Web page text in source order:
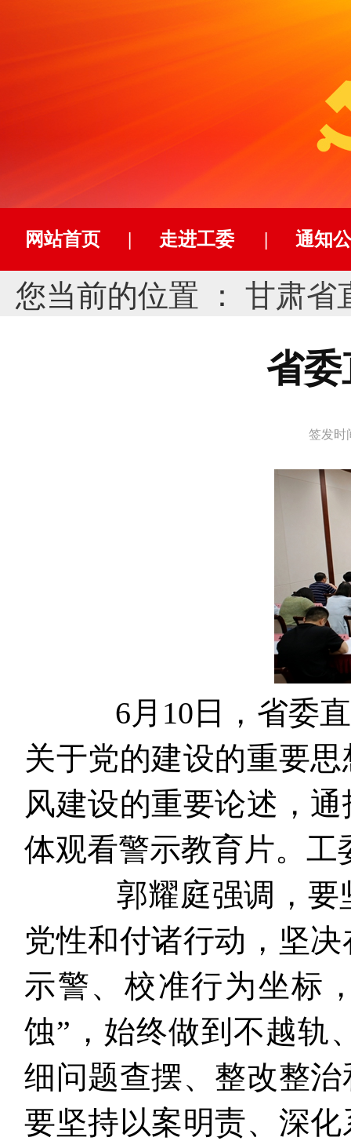
网站首页 | 走进工委 | 通知
您当前的位置 ： 甘肃省
省委
签发时
6月10日，省委直
关于党的建设的重要
风建设的重要论述，
体观看警示教育片。
郭耀庭强调，要坚
党性和付诸行动，坚
示警、校准行为坐标
蚀”，始终做到不越轨
细问题查摆、整改整
要坚持以案明责、深